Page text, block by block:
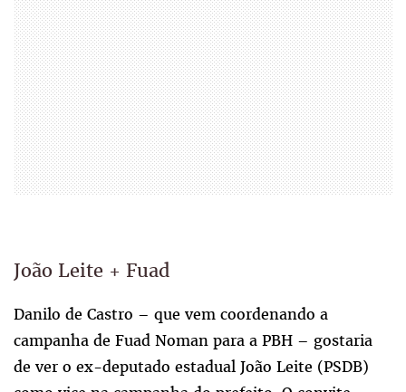
João Leite + Fuad
Danilo de Castro – que vem coordenando a
campanha de Fuad Noman para a PBH – gostaria
de ver o ex-deputado estadual João Leite (PSDB)